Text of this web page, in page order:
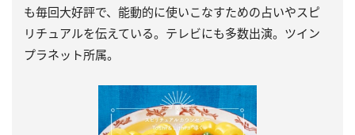
も毎回大好評で、能動的に使いこなすための占いやスピ
リチュアルを伝えている。テレビにも多数出演。ツイン
プラネット所属。